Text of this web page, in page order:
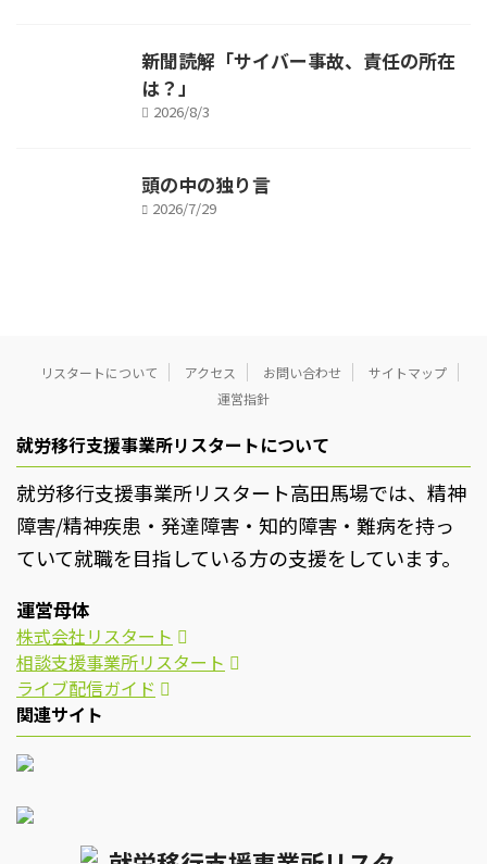
新聞読解「サイバー事故、責任の所在
は？」
2026/8/3
頭の中の独り言
2026/7/29
リスタートについて アクセス お問い合わせ
サイトマップ
運営指針
就労移行支援事業所リスタートについて
就労移行支援事業所リスタート高田馬場では、精神
障害/精神疾患・発達障害・知的障害・難病を持っ
ていて就職を目指している方の支援をしています。
運営母体
株式会社リスタート
相談支援事業所リスタート
ライブ配信ガイド
関連サイト